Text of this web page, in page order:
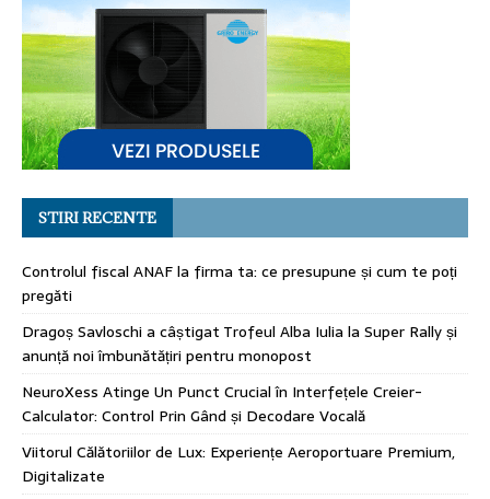
STIRI RECENTE
Controlul fiscal ANAF la firma ta: ce presupune și cum te poți
pregăti
Dragoș Savloschi a câștigat Trofeul Alba Iulia la Super Rally și
anunță noi îmbunătățiri pentru monopost
NeuroXess Atinge Un Punct Crucial în Interfețele Creier-
Calculator: Control Prin Gând și Decodare Vocală
Viitorul Călătoriilor de Lux: Experiențe Aeroportuare Premium,
Digitalizate